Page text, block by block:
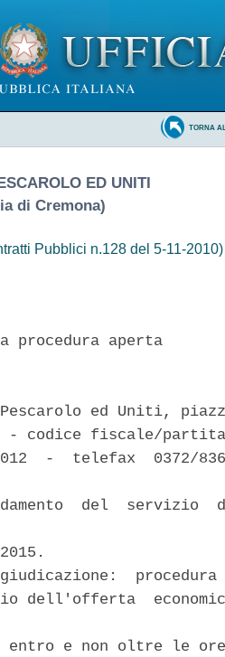
TORNA
ED UNITI
di Cremona)
Pubblici n.128 del 5-11-2010)
procedura aperta
ed Uniti,
- codice fiscale/
-  telefax  0372/
del  servizio
procedura
dell'offerta
e non oltre le